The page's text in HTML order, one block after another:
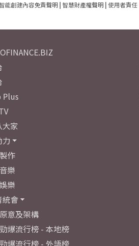
能創建內容免責聲明| 智慧財產權聲明| 使用者責任
Plus
家
力
作
樂
樂
統會
意及架構
爆流行榜 - 本地榜
爆流行榜 - 外語榜